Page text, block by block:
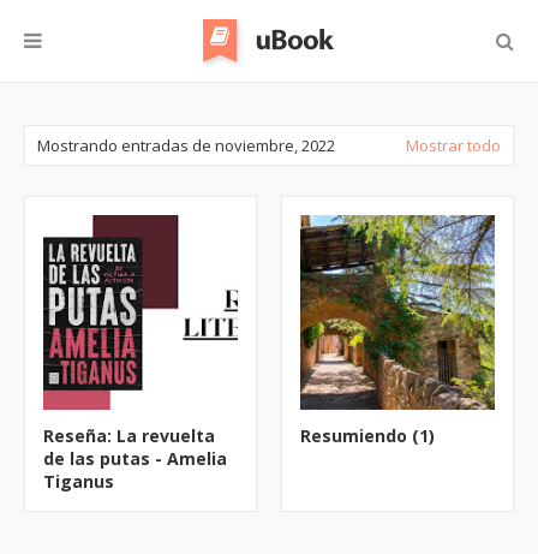
Mostrando entradas de noviembre, 2022 Mostrar todo
Reseña: La revuelta
de las putas - Amelia
Tiganus
Resumiendo (1)